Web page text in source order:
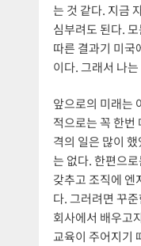
는 것 같다. 지금
심부려도 된다.
따른 결과기 미국
이다. 그래서 나
앞으로의 미래는
적으로는 꼭 한번
격의 일은 많이
는 없다. 한편으
갖추고 조직에 엔
다. 그러려면 꾸
회사에서 배우고
교육이 주어지기